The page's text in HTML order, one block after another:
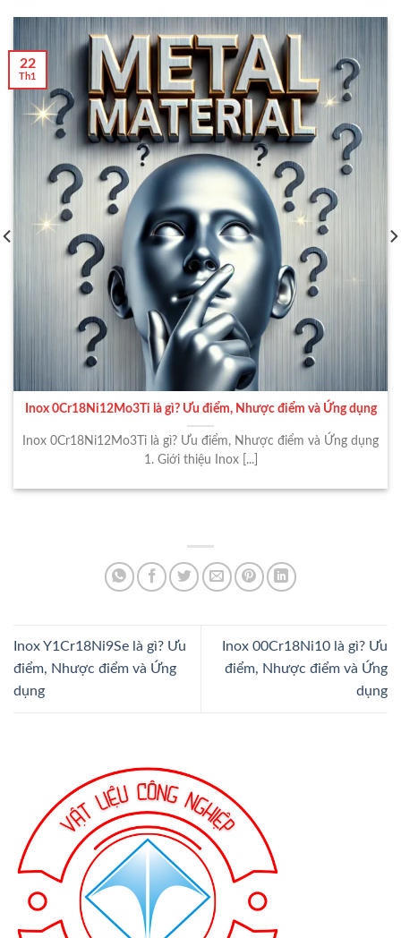
Inox 0Cr18Ni12Mo3Ti là gì? Ưu điểm, Nhược điểm và Ứng dụng
Inox 0Cr18Ni12Mo3Ti là gì? Ưu điểm, Nhược điểm và Ứng dụng
1. Giới thiệu Inox [...]
22
Th1
Inox Y1Cr18Ni9Se là gì? Ưu
điểm, Nhược điểm và Ứng
dụng
Inox 00Cr18Ni10 là gì? Ưu
điểm, Nhược điểm và Ứng
dụng